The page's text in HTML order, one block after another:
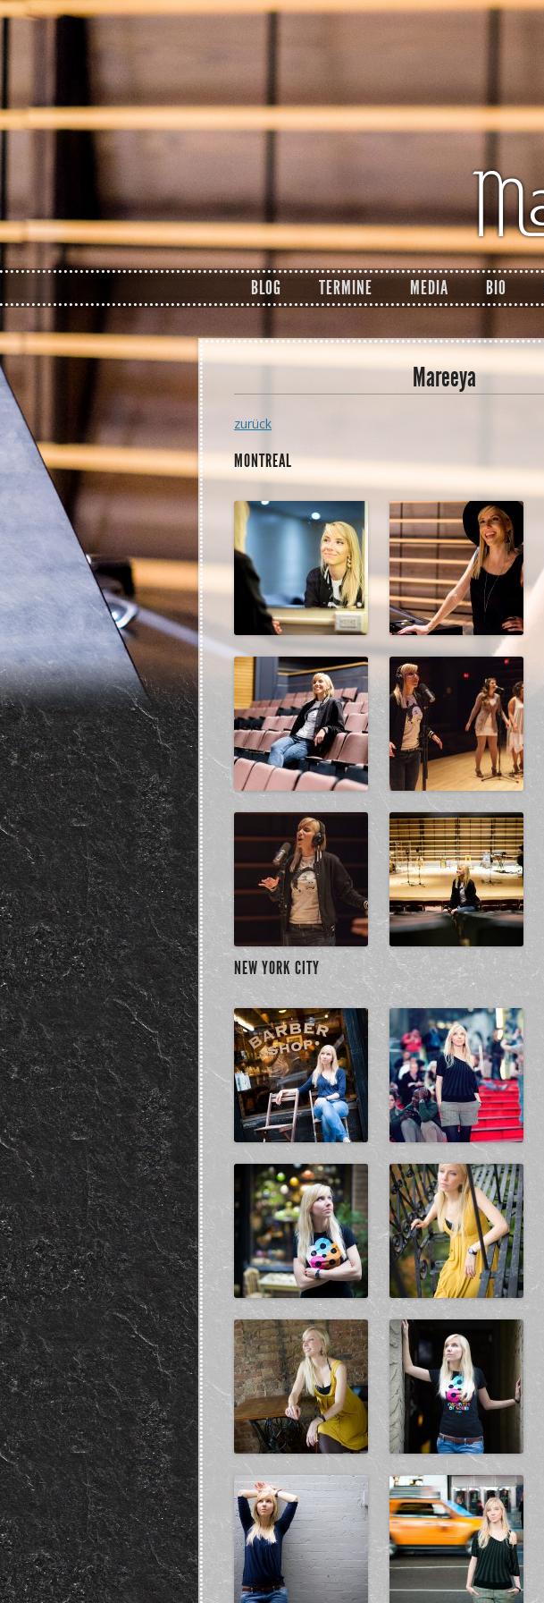
Zum Inhalt springen
BLOG TERMINE MEDIA BIO
Mareeya
zurück
MONTREAL
NEW YORK CITY